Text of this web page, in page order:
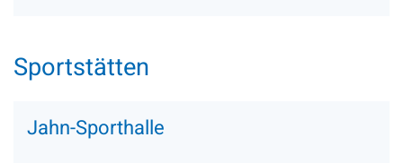
Sportstätten
Jahn-Sporthalle